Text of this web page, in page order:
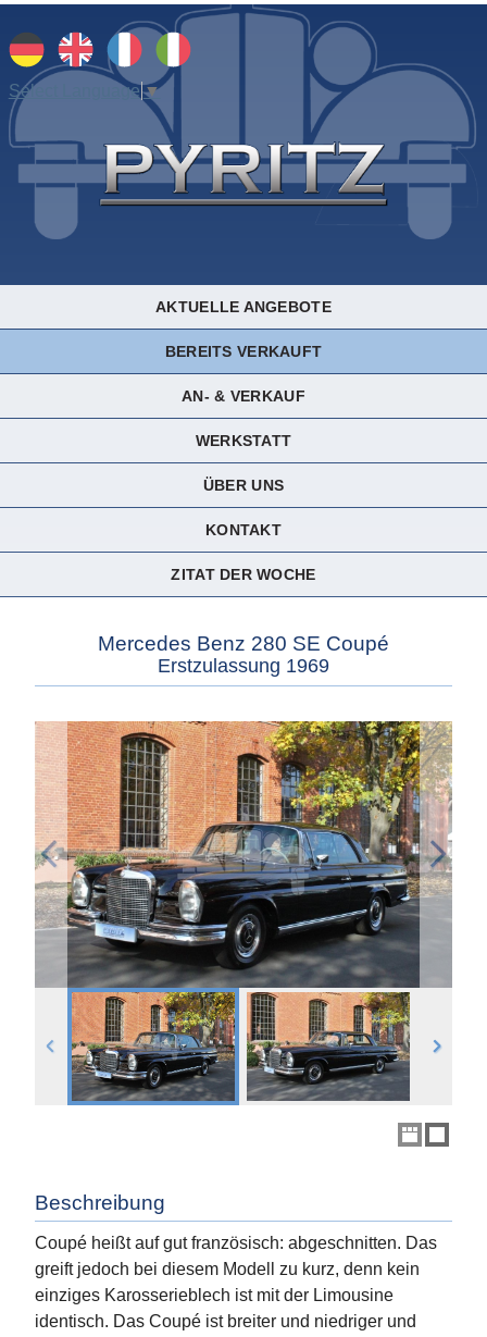
Select Language▼
AKTUELLE ANGEBOTE
BEREITS VERKAUFT
AN- & VERKAUF
WERKSTATT
ÜBER UNS
KONTAKT
ZITAT DER WOCHE
Mercedes Benz 280 SE Coupé
Erstzulassung 1969
Beschreibung
Coupé heißt auf gut französisch: abgeschnitten. Das
greift jedoch bei diesem Modell zu kurz, denn kein
einziges Karosserieblech ist mit der Limousine
identisch. Das Coupé ist breiter und niedriger und